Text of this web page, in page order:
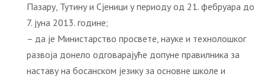
Пазару, Тутину и Сјеници у периоду од 21. фебруара до
7. јуна 2013. године;
– да је Министарство просвете, науке и технолошког
развоја донело одговарајуће допуне правилника за
наставу на босанском језику за основне школе и